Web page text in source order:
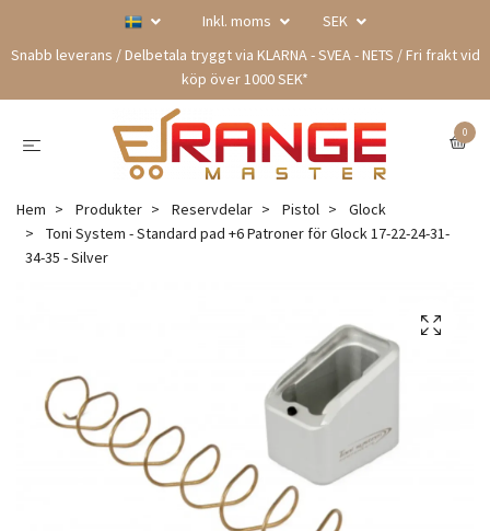
Inkl. moms
SEK
Snabb leverans / Delbetala tryggt via KLARNA - SVEA - NETS / Fri frakt vid
köp över 1000 SEK*
0
Hem Produkter Reservdelar Pistol
Glock
Toni System - Standard pad +6 Patroner för Glock 17-22-24-31-
34-35 - Silver